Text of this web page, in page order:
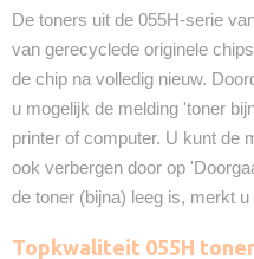
De toners uit de 055H-serie
van gerecyclede originele
de chip na volledig nieuw.
u mogelijk de melding 'toner
printer of computer. U kunt de
ook verbergen door op
de toner (bijna) leeg is, merkt
Topkwaliteit 055H